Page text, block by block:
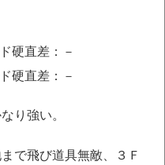
直差：－
硬直差：－
り強い。
で飛び道具無敵、３Ｆ